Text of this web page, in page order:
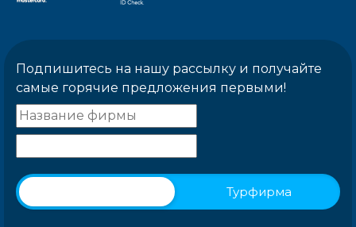
Подпишитесь на нашу рассылку и получайте
самые горячие предложения первыми!
Турфирма